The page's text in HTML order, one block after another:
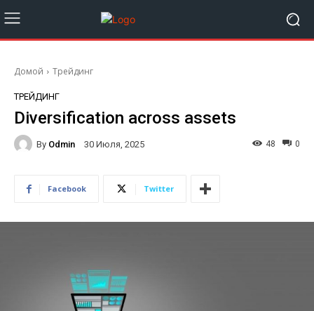
Домой Трейдинг
ТРЕЙДИНГ
Diversification across assets
By Odmin 30 Июля, 2025 0
48
Facebook Twitter